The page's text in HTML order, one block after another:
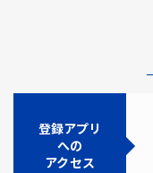
登録アプリ
への
アクセス